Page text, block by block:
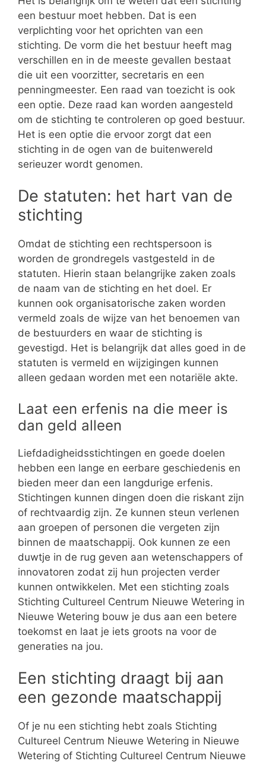
een bestuur moet hebben. Dat is een
verplichting voor het oprichten van een
stichting. De vorm die het bestuur heeft mag
verschillen en in de meeste gevallen bestaat
die uit een voorzitter, secretaris en een
penningmeester. Een raad van toezicht is ook
een optie. Deze raad kan worden aangesteld
om de stichting te controleren op goed bestuur.
Het is een optie die ervoor zorgt dat een
stichting in de ogen van de buitenwereld
serieuzer wordt genomen.
De statuten: het hart van de
stichting
Omdat de stichting een rechtspersoon is
worden de grondregels vastgesteld in de
statuten. Hierin staan belangrijke zaken zoals
de naam van de stichting en het doel. Er
kunnen ook organisatorische zaken worden
vermeld zoals de wijze van het benoemen van
de bestuurders en waar de stichting is
gevestigd. Het is belangrijk dat alles goed in de
statuten is vermeld en wijzigingen kunnen
alleen gedaan worden met een notariële akte.
Laat een erfenis na die meer is
dan geld alleen
Liefdadigheidsstichtingen en goede doelen
hebben een lange en eerbare geschiedenis en
bieden meer dan een langdurige erfenis.
Stichtingen kunnen dingen doen die riskant zijn
of rechtvaardig zijn. Ze kunnen steun verlenen
aan groepen of personen die vergeten zijn
binnen de maatschappij. Ook kunnen ze een
duwtje in de rug geven aan wetenschappers of
innovatoren zodat zij hun projecten verder
kunnen ontwikkelen. Met een stichting zoals
Stichting Cultureel Centrum Nieuwe Wetering in
Nieuwe Wetering bouw je dus aan een betere
toekomst en laat je iets groots na voor de
generaties na jou.
Een stichting draagt bij aan
een gezonde maatschappij
Of je nu een stichting hebt zoals Stichting
Cultureel Centrum Nieuwe Wetering in Nieuwe
Wetering of Stichting Cultureel Centrum Nieuwe